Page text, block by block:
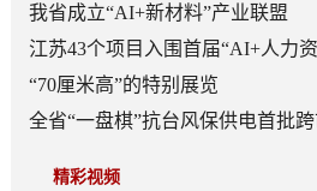
我省成立“AI+新材料”产业联盟
江苏43个项目入围首届“AI+人力
“70厘米高”的特别展览
全省“一盘棋”抗台风保供电首批
精彩视频